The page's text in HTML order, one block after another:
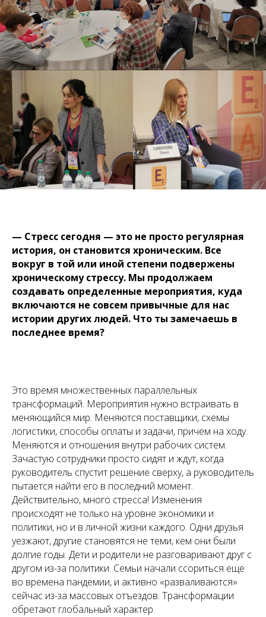
— Стресс сегодня — это не просто регулярная
история, он становится хроническим. Все
вокруг в той или иной степени подвержены
хроническому стрессу. Мы продолжаем
создавать определенные мероприятия, куда
включаются не совсем привычные для нас
истории других людей. Что ты замечаешь в
последнее время?
Это время множественных параллельных
трансформаций. Мероприятия нужно встраивать в
меняющийся мир. Меняются поставщики, схемы
логистики, способы оплаты и задачи, причем на ходу.
Меняются и отношения внутри рабочих систем.
Зачастую сотрудники просто сидят и ждут, когда
руководитель спустит решение сверху, а руководитель
пытается найти его в последний момент.
Действительно, много стресса! Изменения
происходят не только на уровне экономики и
политики, но и в личной жизни каждого. Одни друзья
уезжают, другие становятся не теми, кем они были
долгие годы. Дети и родители не разговаривают друг с
другом из-за политики. Семьи начали ссориться еще
во времена пандемии, и активно «разваливаются»
сейчас из-за массовых отъездов. Трансформации
обретают глобальный характер.